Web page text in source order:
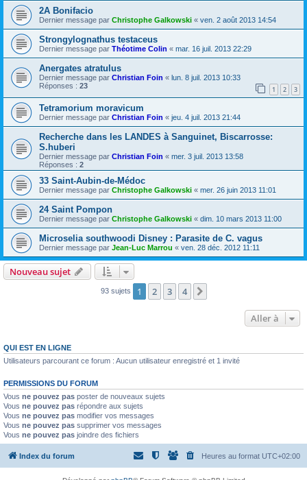
2A Bonifacio
Dernier message par Christophe Galkowski « ven. 2 août 2013 14:54
Strongylognathus testaceus
Dernier message par Théotime Colin « mar. 16 juil. 2013 22:29
Anergates atratulus
Dernier message par Christian Foin « lun. 8 juil. 2013 10:33
Réponses : 23 1 2 3
Tetramorium moravicum
Dernier message par Christian Foin « jeu. 4 juil. 2013 21:44
Recherche dans les LANDES à Sanguinet, Biscarrosse:
S.huberi
Dernier message par Christian Foin « mer. 3 juil. 2013 13:58
Réponses : 2
33 Saint-Aubin-de-Médoc
Dernier message par Christophe Galkowski « mer. 26 juin 2013 11:01
24 Saint Pompon
Dernier message par Christophe Galkowski « dim. 10 mars 2013 11:00
Microselia southwoodi Disney : Parasite de C. vagus
Dernier message par Jean-Luc Marrou « ven. 28 déc. 2012 11:11
Nouveau sujet
93 sujets 1 2 3 4
Aller à
QUI EST EN LIGNE
Utilisateurs parcourant ce forum : Aucun utilisateur enregistré et 1 invité
PERMISSIONS DU FORUM
Vous ne pouvez pas poster de nouveaux sujets
Vous ne pouvez pas répondre aux sujets
Vous ne pouvez pas modifier vos messages
Vous ne pouvez pas supprimer vos messages
Vous ne pouvez pas joindre des fichiers
Index du forum Heures au format UTC+02:00